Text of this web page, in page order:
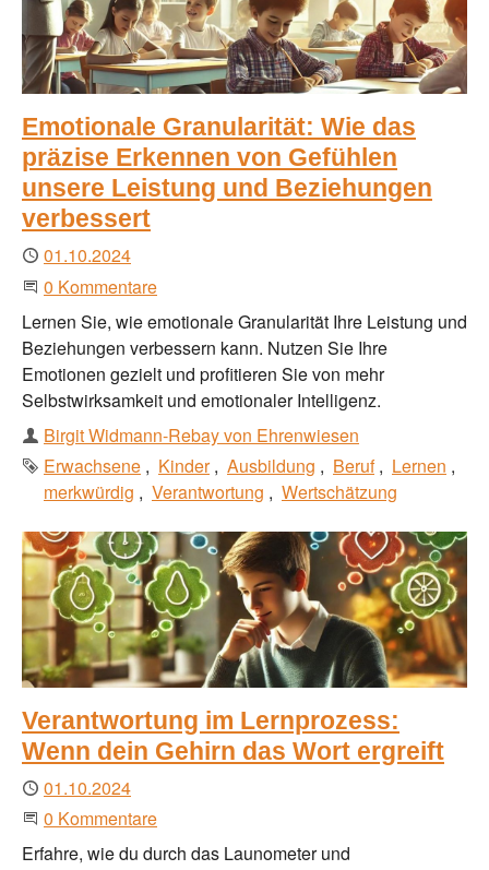
Emotionale Granularität: Wie das
präzise Erkennen von Gefühlen
unsere Leistung und Beziehungen
verbessert
Publiziert
01.10.2024
Beginne eine Unterhaltung
0 Kommentare
Lernen Sie, wie emotionale Granularität Ihre Leistung und
Beziehungen verbessern kann. Nutzen Sie Ihre
Emotionen gezielt und profitieren Sie von mehr
Selbstwirksamkeit und emotionaler Intelligenz.
Autor
Birgit Widmann-Rebay von Ehrenwiesen
Schlagworte
Erwachsene Kinder Ausbildung Beruf
Lernen
merkwürdig
Verantwortung Wertschätzung
Verantwortung im Lernprozess:
Wenn dein Gehirn das Wort ergreift
Publiziert
01.10.2024
Beginne eine Unterhaltung
0 Kommentare
Erfahre, wie du durch das Launometer und